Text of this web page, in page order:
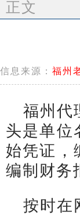
正文
信息来源： 福州
福州代
头是单位
始凭证，
编制财务
按时在